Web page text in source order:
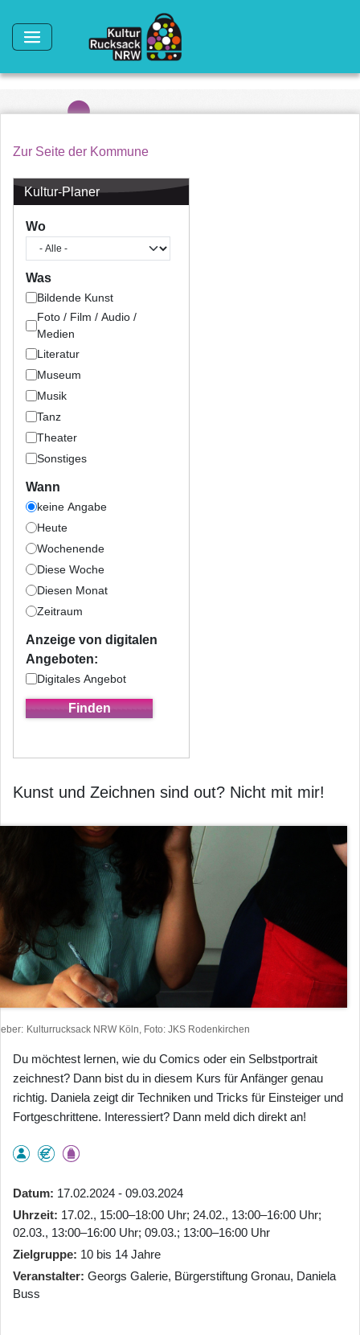
Zur Seite der Kommune
Kultur-Planer
Wo
Was
Bildende Kunst
Foto / Film / Audio /
Medien
Literatur
Museum
Musik
Tanz
Theater
Sonstiges
Wann
keine Angabe
Heute
Wochenende
Diese Woche
Diesen Monat
Zeitraum
Anzeige von digitalen
Angeboten:
Digitales Angebot
Kunst und Zeichnen sind out? Nicht mit mir!
Kulturrucksack NRW Köln, Foto: JKS Rodenkirchen
Du möchtest lernen, wie du Comics oder ein Selbstportrait
zeichnest? Dann bist du in diesem Kurs für Anfänger genau
richtig. Daniela zeigt dir Techniken und Tricks für Einsteiger und
Fortgeschrittene. Interessiert? Dann meld dich direkt an!
Datum 17.02.2024 - 09.03.2024
Uhrzeit 17.02., 15:00–18:00 Uhr; 24.02., 13:00–16:00 Uhr;
02.03., 13:00–16:00 Uhr; 09.03.; 13:00–16:00 Uhr
Zielgruppe 10 bis 14 Jahre
Veranstalter Georgs Galerie, Bürgerstiftung Gronau, Daniela
Buss